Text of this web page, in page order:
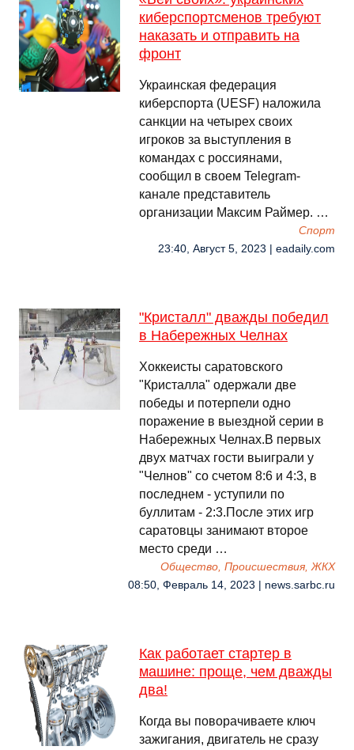
киберспортсменов требуют
наказать и отправить на
фронт
Украинская федерация
киберспорта (UESF) наложила
санкции на четырех своих
игроков за выступления в
командах с россиянами,
сообщил в своем Telegram-
канале представитель
организации Максим Раймер. …
Спорт
23:40, Август 5, 2023 | eadaily.com
"Кристалл" дважды победил
в Набережных Челнах
Хоккеисты саратовского
"Кристалла" одержали две
победы и потерпели одно
поражение в выездной серии в
Набережных Челнах.В первых
двух матчах гости выиграли у
"Челнов" со счетом 8:6 и 4:3, в
последнем - уступили по
буллитам - 2:3.После этих игр
саратовцы занимают второе
место среди …
Общество, Происшествия, ЖКХ
08:50, Февраль 14, 2023 | news.sarbc.ru
Как работает стартер в
машине: проще, чем дважды
два!
Когда вы поворачиваете ключ
зажигания, двигатель не сразу